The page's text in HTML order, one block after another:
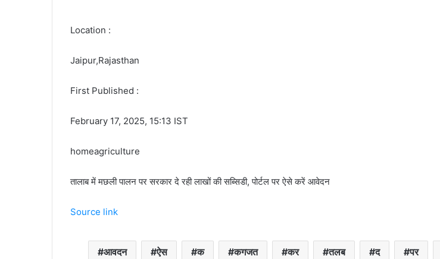
Location :
Jaipur,Rajasthan
First Published :
February 17, 2025, 15:13 IST
homeagriculture
तालाब में मछली पालन पर सरकार दे रही लाखों की सब्सिडी, पोर्टल पर ऐसे करें आवेदन
Source link
आवदन ऐस क कगजत कर तलब द पर